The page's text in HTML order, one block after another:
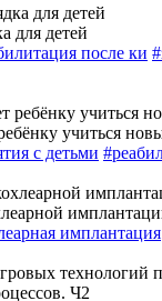
для детей
после ки
учиться
с детьми
имплантация